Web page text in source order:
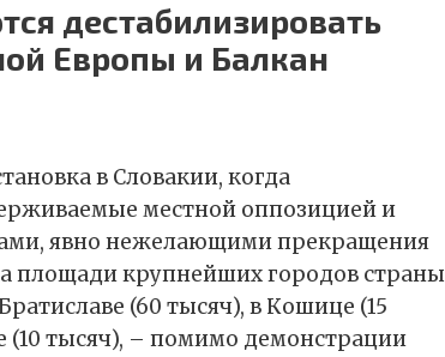
дестабилизировать
Европы и Балкан
в Словакии, когда
местной оппозицией и
явно нежелающими прекращения
площади крупнейших городов страны
(60 тысяч), в Кошице (15
(10 тысяч), – помимо демонстрации